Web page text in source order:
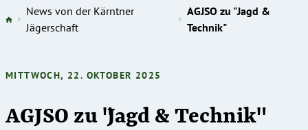
News von der Kärntner
Jägerschaft
AGJSO zu "Jagd &
Technik"
MITTWOCH, 22. OKTOBER 2025
AGJSO zu "Jagd & Technik"